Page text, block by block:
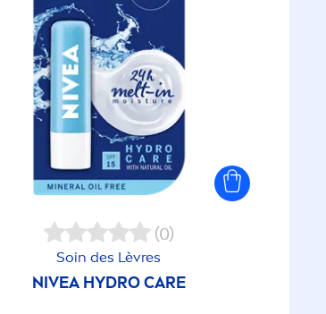
(0)
Soin des Lèvres
NIVEA HYDROCARE